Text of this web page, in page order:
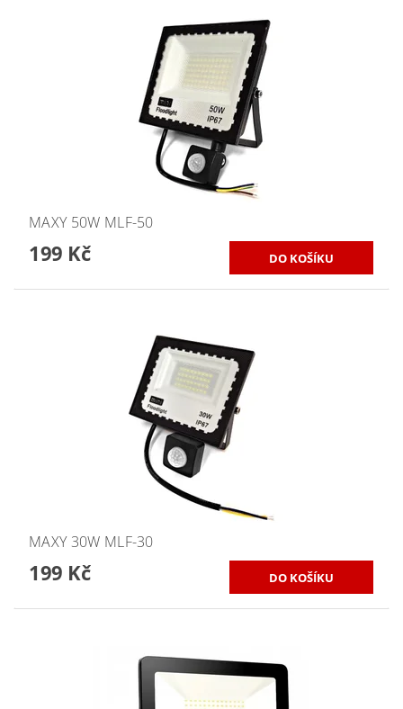
MAXY 50W MLF-50
199 Kč
MAXY 30W MLF-30
199 Kč